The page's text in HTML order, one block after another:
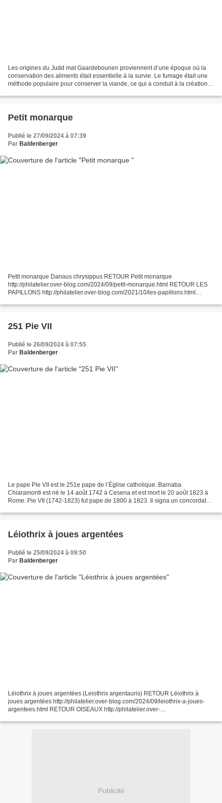
Les origines du Judd mat Gaardebounen proviennent d’une époque où la
conservation des aliments était essentielle à la survie. Le fumage était une
méthode populaire pour conserver la viande, ce qui a conduit à la création
Petit monarque
Publié le 27/09/2024 à 07:39
Par Baldenberger
Petit monarque Danaus chrysippus RETOUR Petit monarque
http://philatelier.over-blog.com/2024/09/petit-monarque.html RETOUR LES
PAPILLONS http://philatelier.over-blog.com/2021/10/les-papillons.html
blog.com/2021/03/insectes.html...
251 Pie VII
Publié le 26/09/2024 à 07:55
Par Baldenberger
Le pape Pie VII est le 251e pape de l’Église catholique. Barnaba
Chiaramonti est né le 14 août 1742 à Cesena et est mort le 20 août 1823 à
Rome. Pie VII (1742-1823) fut pape de 1800 à 1823. Il signa un concordat
Léiothrix à joues argentées
Publié le 25/09/2024 à 09:50
Par Baldenberger
Léiothrix à joues argentées (Leiothrix argentauris) RETOUR Léiothrix à
joues argentées http://philatelier.over-blog.com/2024/09/leiothrix-a-joues-
argentees.html RETOUR OISEAUX http://philatelier.over-
Publicité